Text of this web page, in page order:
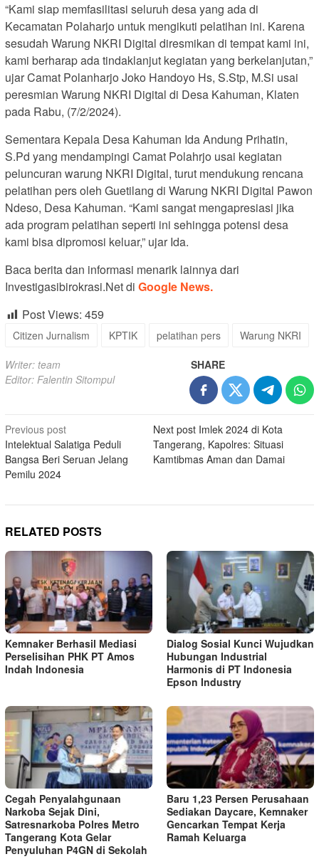
“Kami siap memfasilitasi seluruh desa yang ada di
Kecamatan Polaharjo untuk mengikuti pelatihan ini. Karena
sesudah Warung NKRI Digital diresmikan di tempat kami ini,
kami berharap ada tindaklanjut kegiatan yang berkelanjutan,”
ujar Camat Polanharjo Joko Handoyo Hs, S.Stp, M.Si usai
peresmian Warung NKRI Digital di Desa Kahuman, Klaten
pada Rabu, (7/2/2024).
Sementara Kepala Desa Kahuman Ida Andung Prihatin,
S.Pd yang mendampingi Camat Polahrjo usai kegiatan
peluncuran warung NKRI Digital, turut mendukung rencana
pelatihan pers oleh Guetilang di Warung NKRI Digital Pawon
Ndeso, Desa Kahuman. “Kami sangat mengapresiasi jika
ada program pelatihan seperti ini sehingga potensi desa
kami bisa dipromosi keluar,” ujar Ida.
Baca berita dan informasi menarik lainnya dari
Investigasibirokrasi.Net di Google News.
Post Views: 459
Citizen Jurnalism KPTIK pelatihan pers Warung NKRI
Writer: team
Editor: Falentin Sitompul
SHARE
Post
navigation
Previous post
Intelektual Salatiga Peduli
Bangsa Beri Seruan Jelang
Pemilu 2024
Next post Imlek 2024 di Kota
Tangerang, Kapolres: Situasi
Kamtibmas Aman dan Damai
RELATED POSTS
Kemnaker Berhasil Mediasi
Perselisihan PHK PT Amos
Indah Indonesia
Dialog Sosial Kunci Wujudkan
Hubungan Industrial
Harmonis di PT Indonesia
Epson Industry
Cegah Penyalahgunaan
Narkoba Sejak Dini,
Satresnarkoba Polres Metro
Tangerang Kota Gelar
Penyuluhan P4GN di Sekolah
Baru 1,23 Persen Perusahaan
Sediakan Daycare, Kemnaker
Gencarkan Tempat Kerja
Ramah Keluarga